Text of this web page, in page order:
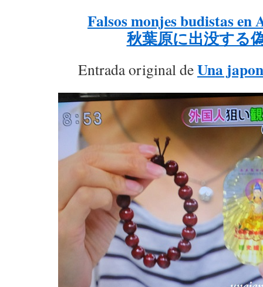
Falsos monjes budistas en
秋葉原に出没する
Entrada original deUna